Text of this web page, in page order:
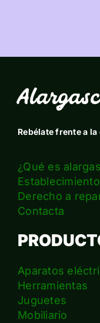
Rebélate frente a
¿Qué es
Derecho a
Contacta
Aparatos
Herramientas
Juguetes
Mobiliario